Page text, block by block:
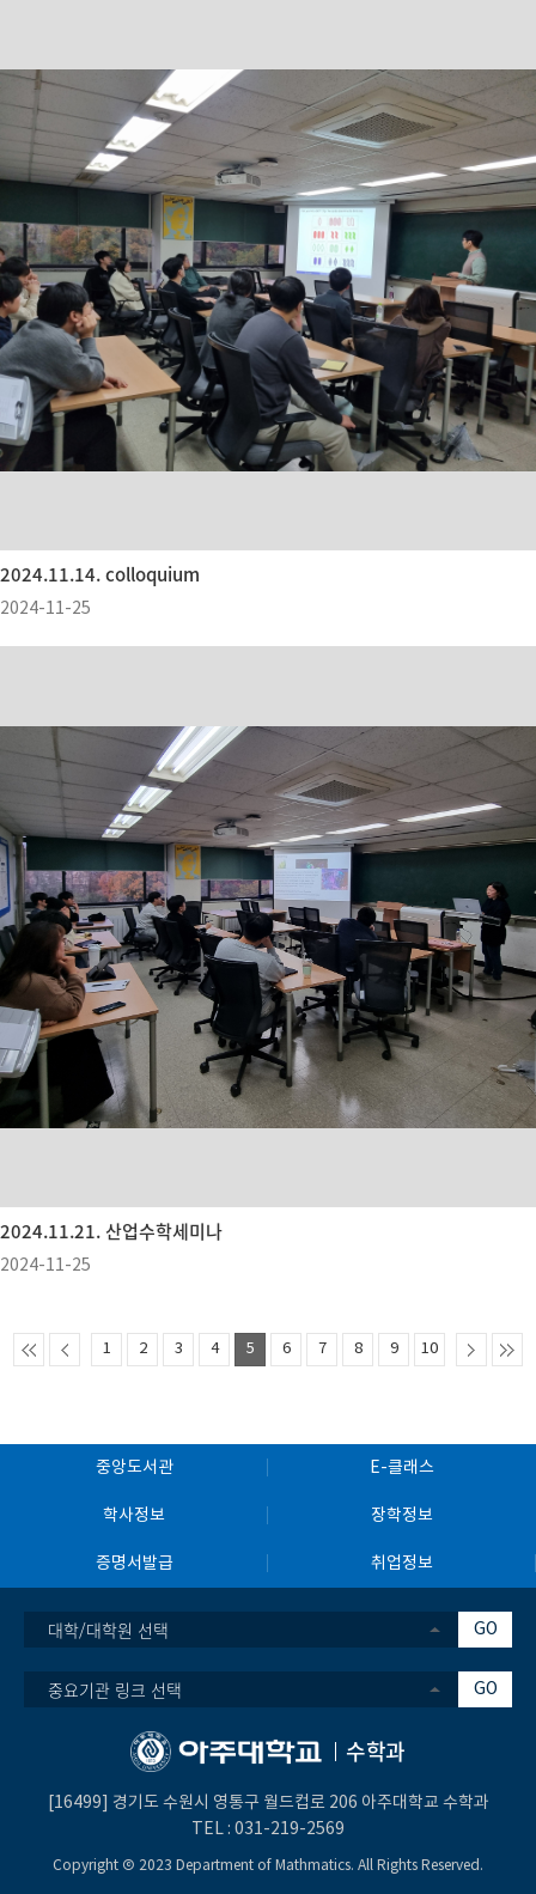
2024.11.14. colloquium
2024-11-25
2024.11.21. 산업수학세미나
2024-11-25
1 2 3 4 5 6 7 8 9 10
중앙도서관 E-클래스
학사정보 장학정보
증명서발급 취업정보
대학/대학원 선택 GO
중요기관 링크 선택 GO
수학과
[16499] 경기도 수원시 영통구 월드컵로 206 아주대학교 수학과
TEL : 031-219-2569
Copyright Ⓒ 2023 Department of Mathmatics. All Rights Reserved.